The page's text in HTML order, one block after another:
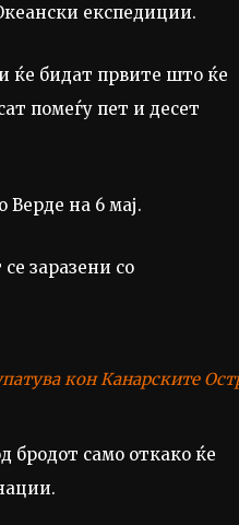
експедиции.
ќе бидат првите што ќе
помеѓу пет и десет
на 6 мај.
заразени со
кон Канарските
бродот само откако ќе